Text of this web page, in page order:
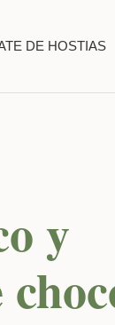
DE HOSTIAS
y